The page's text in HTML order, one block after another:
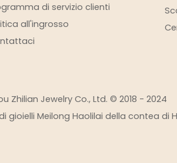
di servizio clienti
all'ingrosso
Zhilian Jewelry Co., Ltd. © 2018 - 2024
gioielli Meilong Haolilai della contea di